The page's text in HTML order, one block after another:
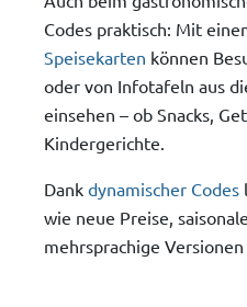
Codes praktisch: Mit
Speisekarten können
oder von Infotafeln aus
einsehen – ob Snacks,
Kindergerichte.
Dank dynamischer Codes
wie neue Preise,
mehrsprachige